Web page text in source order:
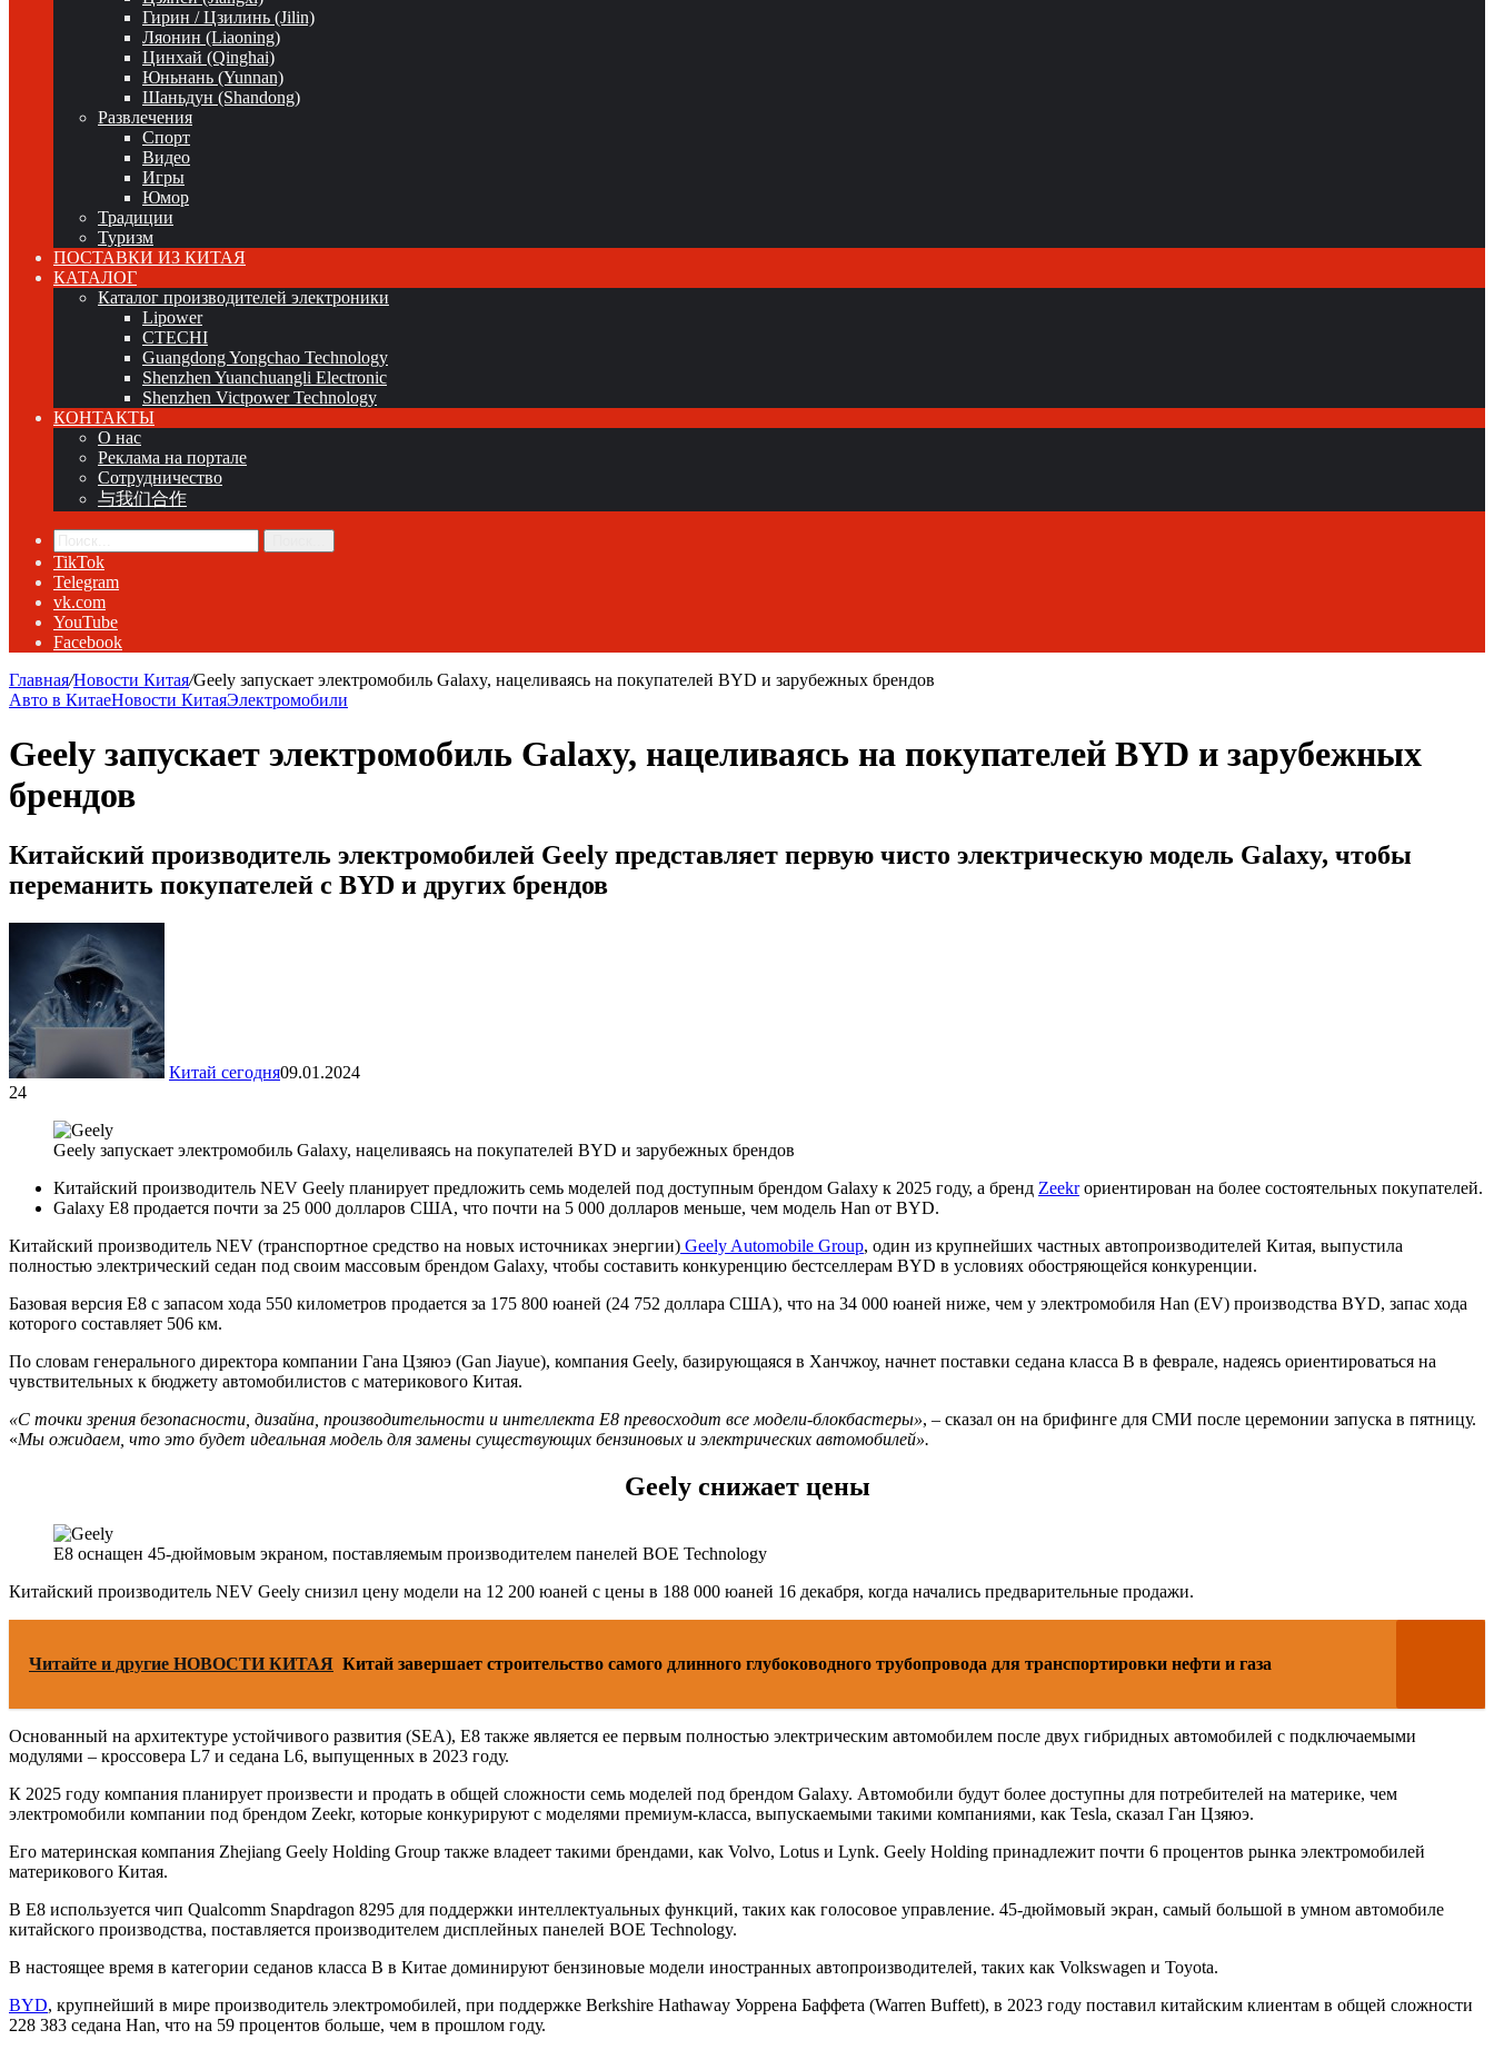
Гирин / Цзилинь (Jilin)
Ляонин (Liaoning)
Цинхай (Qinghai)
Юньнань (Yunnan)
Шаньдун (Shandong)
Развлечения
Спорт
Видео
Игры
Юмор
Традиции
Туризм
ПОСТАВКИ ИЗ КИТАЯ
КАТАЛОГ
Каталог производителей электроники
Lipower
CTECHI
Guangdong Yongchao Technology
Shenzhen Yuanchuangli Electronic
Shenzhen Victpower Technology
КОНТАКТЫ
О нас
Реклама на портале
Сотрудничество
与我们合作
TikTok
Telegram
vk.com
YouTube
Facebook
Главная/Новости Китая/Geely запускает электромобиль Galaxy, нацеливаясь на покупателей BYD и зарубежных брендов
Авто в КитаеНовости КитаяЭлектромобили
Geely запускает электромобиль Galaxy, нацеливаясь на покупателей BYD и зарубежных
брендов
Китайский производитель электромобилей Geely представляет первую чисто электрическую модель Galaxy, чтобы
переманить покупателей с BYD и других брендов
Китай сегодня09.01.2024
24
Geely запускает электромобиль Galaxy, нацеливаясь на покупателей BYD и зарубежных брендов
Китайский производитель NEV Geely планирует предложить семь моделей под доступным брендом Galaxy к 2025 году, а бренд Zeekrориентирован на более состоятельных покупателей.
Galaxy E8 продается почти за 25 000 долларов США, что почти на 5 000 долларов меньше, чем модель Han от BYD.
Китайский производитель NEV (транспортное средство на новых источниках энергии) Geely Automobile Group, один из крупнейших частных автопроизводителей Китая, выпустила
полностью электрический седан под своим массовым брендом Galaxy, чтобы составить конкуренцию бестселлерам BYD в условиях обостряющейся конкуренции.
Базовая версия E8 с запасом хода 550 километров продается за 175 800 юаней (24 752 доллара США), что на 34 000 юаней ниже, чем у электромобиля Han (EV) производства BYD, запас хода
которого составляет 506 км.
По словам генерального директора компании Гана Цзяюэ (Gan Jiayue), компания Geely, базирующаяся в Ханчжоу, начнет поставки седана класса B в феврале, надеясь ориентироваться на
чувствительных к бюджету автомобилистов с материкового Китая.
«С точки зрения безопасности, дизайна, производительности и интеллекта E8 превосходит все модели-блокбастеры», – сказал он на брифинге для СМИ после церемонии запуска в пятницу.
«Мы ожидаем, что это будет идеальная модель для замены существующих бензиновых и электрических автомобилей».
Geely снижает цены
E8 оснащен 45-дюймовым экраном, поставляемым производителем панелей BOE Technology
Китайский производитель NEV Geely снизил цену модели на 12 200 юаней с цены в 188 000 юаней 16 декабря, когда начались предварительные продажи.
Читайте и другие НОВОСТИ КИТАЯ Китай завершает строительство самого длинного глубоководного трубопровода для транспортировки нефти и газа
Основанный на архитектуре устойчивого развития (SEA), E8 также является ее первым полностью электрическим автомобилем после двух гибридных автомобилей с подключаемыми
модулями – кроссовера L7 и седана L6, выпущенных в 2023 году.
К 2025 году компания планирует произвести и продать в общей сложности семь моделей под брендом Galaxy. Автомобили будут более доступны для потребителей на материке, чем
электромобили компании под брендом Zeekr, которые конкурируют с моделями премиум-класса, выпускаемыми такими компаниями, как Tesla, сказал Ган Цзяюэ.
Его материнская компания Zhejiang Geely Holding Group также владеет такими брендами, как Volvo, Lotus и Lynk. Geely Holding принадлежит почти 6 процентов рынка электромобилей
материкового Китая.
В E8 используется чип Qualcomm Snapdragon 8295 для поддержки интеллектуальных функций, таких как голосовое управление. 45-дюймовый экран, самый большой в умном автомобиле
китайского производства, поставляется производителем дисплейных панелей BOE Technology.
В настоящее время в категории седанов класса B в Китае доминируют бензиновые модели иностранных автопроизводителей, таких как Volkswagen и Toyota.
BYD, крупнейший в мире производитель электромобилей, при поддержке Berkshire Hathaway Уоррена Баффета (Warren Buffett), в 2023 году поставил китайским клиентам в общей сложности
228 383 седана Han, что на 59 процентов больше, чем в прошлом году.